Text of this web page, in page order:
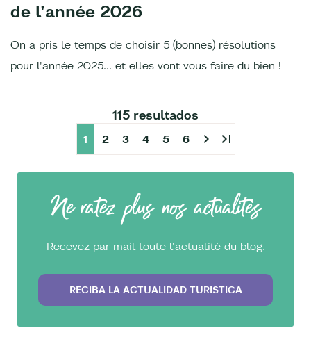
de l'année 2026
On a pris le temps de choisir 5 (bonnes) résolutions
pour l'année 2025... et elles vont vous faire du bien !
115 resultados
1 2 3 4 5 6 chevron_right last_page
Ne ratez plus nos actualités
Recevez par mail toute l'actualité du blog.
RECIBA LA ACTUALIDAD TURISTICA